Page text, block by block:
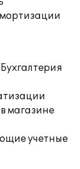
магазине
учетные